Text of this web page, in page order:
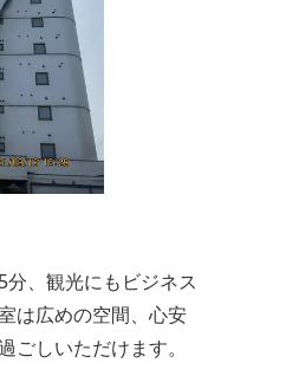
、観光にもビジネス
は広めの空間、心安
ごしいただけます。